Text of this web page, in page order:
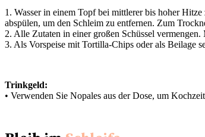
1. Wasser in einem Topf bei mittlerer bis hoher
abspülen, um den Schleim zu entfernen. Zum
2. Alle Zutaten in einer großen Schüssel
3. Als Vorspeise mit Tortilla-Chips oder als Beilage
Trinkgeld:
• Verwenden Sie Nopales aus der Dose, um